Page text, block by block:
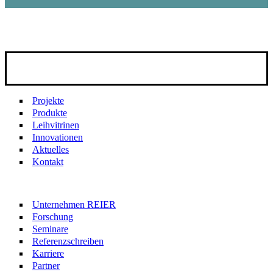
Projekte
Produkte
Leihvitrinen
Innovationen
Aktuelles
Kontakt
Unternehmen REIER
Forschung
Seminare
Referenzschreiben
Karriere
Partner